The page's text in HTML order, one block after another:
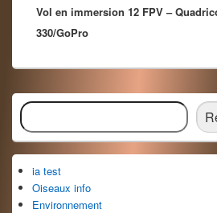
suivant :
Vol en immersion 12 FPV –
330/GoPro
Zone
principale
de
widget
pour
la
barre
latérale
Rechercher
ia test
Oiseaux info
Environnement